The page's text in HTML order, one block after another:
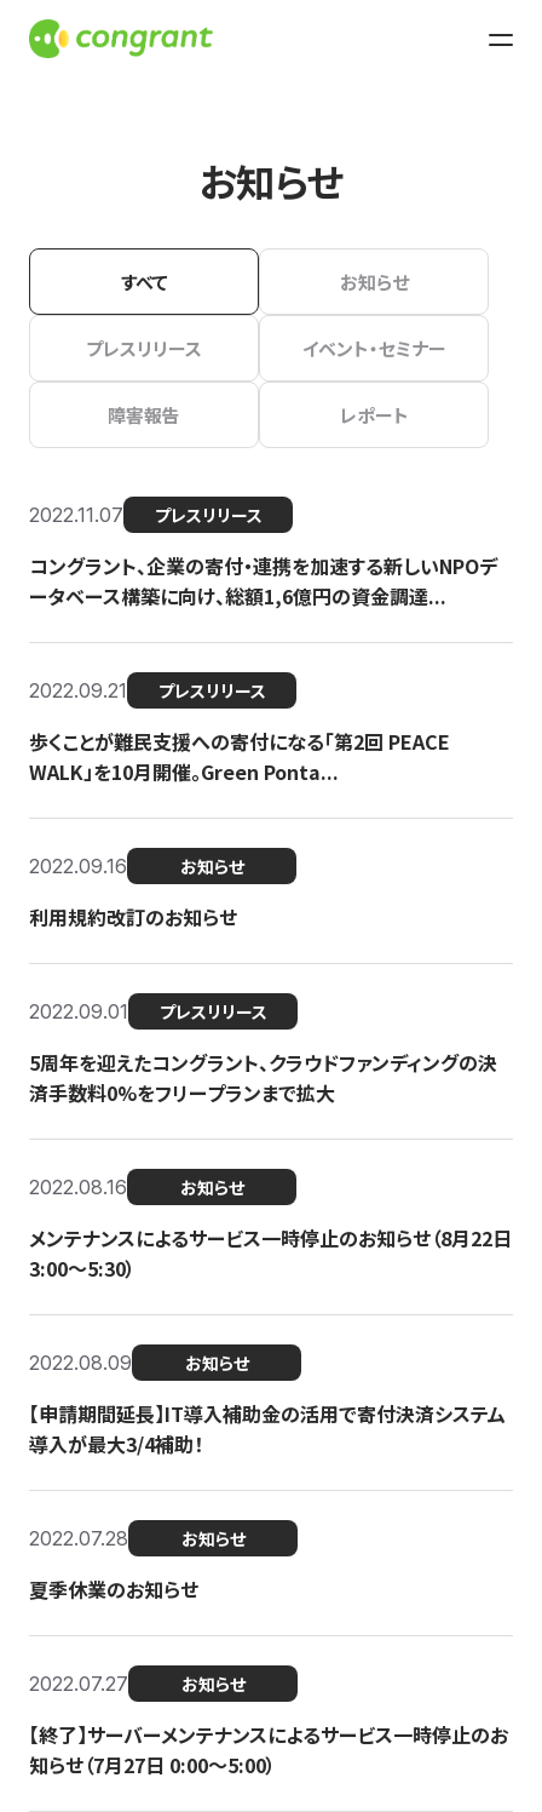
お知らせ
すべて お知らせ
プレスリリース イベント・セミナー
障害報告 レポート
2022.11.07 プレスリリース
コングラント、企業の寄付・連携を加速する新しいNPOデ
ータベース構築に向け、総額1,6億円の資金調達...
2022.09.21 プレスリリース
歩くことが難民支援への寄付になる「第2回 PEACE
WALK」を10月開催。Green Ponta...
2022.09.16 お知らせ
利用規約改訂のお知らせ
2022.09.01 プレスリリース
5周年を迎えたコングラント、クラウドファンディングの決
済手数料0%をフリープランまで拡大
2022.08.16 お知らせ
メンテナンスによるサービス一時停止のお知らせ（8月22日
3:00〜5:30）
2022.08.09 お知らせ
【申請期間延長】IT導入補助金の活用で寄付決済システム
導入が最大3/4補助！
2022.07.28 お知らせ
夏季休業のお知らせ
2022.07.27 お知らせ
【終了】サーバーメンテナンスによるサービス一時停止のお
知らせ（7月27日 0:00〜5:00）